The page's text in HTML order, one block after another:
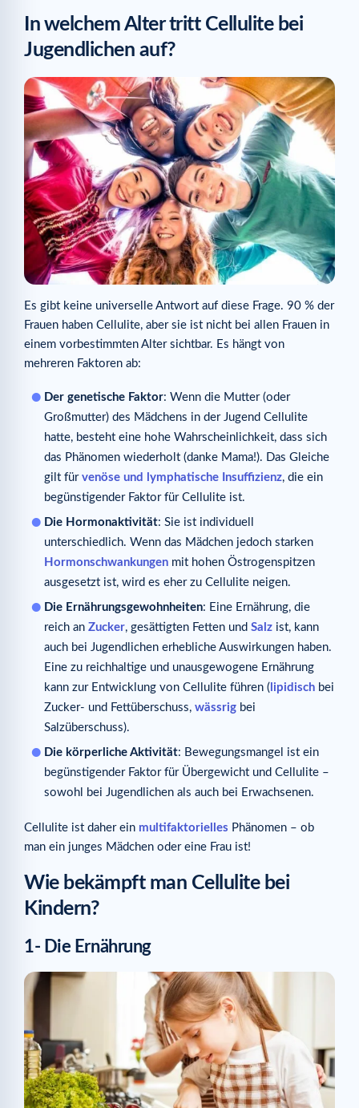
In welchem Alter tritt Cellulite bei
Jugendlichen auf?
Es gibt keine universelle Antwort auf diese Frage. 90 % der
Frauen haben Cellulite, aber sie ist nicht bei allen Frauen in
einem vorbestimmten Alter sichtbar. Es hängt von
mehreren Faktoren ab:
Der genetische Faktor: Wenn die Mutter (oder
Großmutter) des Mädchens in der Jugend Cellulite
hatte, besteht eine hohe Wahrscheinlichkeit, dass sich
das Phänomen wiederholt (danke Mama!). Das Gleiche
gilt für venöse und lymphatische Insuffizienz, die ein
begünstigender Faktor für Cellulite ist.
Die Hormonaktivität: Sie ist individuell
unterschiedlich. Wenn das Mädchen jedoch starken
Hormonschwankungen mit hohen Östrogenspitzen
ausgesetzt ist, wird es eher zu Cellulite neigen.
Die Ernährungsgewohnheiten: Eine Ernährung, die
reich an Zucker, gesättigten Fetten und Salz ist, kann
auch bei Jugendlichen erhebliche Auswirkungen haben.
Eine zu reichhaltige und unausgewogene Ernährung
kann zur Entwicklung von Cellulite führen ( lipidisch bei
Zucker- und Fettüberschuss, wässrig bei
Salzüberschuss).
Die körperliche Aktivität: Bewegungsmangel ist ein
begünstigender Faktor für Übergewicht und Cellulite –
sowohl bei Jugendlichen als auch bei Erwachsenen.
Cellulite ist daher ein multifaktorielles Phänomen – ob
man ein junges Mädchen oder eine Frau ist!
Wie bekämpft man Cellulite bei
Kindern?
1- Die Ernährung